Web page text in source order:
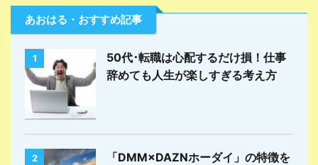
あおはる・おすすめ記事
1
50代･転職は心配するだけ損！仕事
辞めても人生が楽しすぎる考え方
2
「DMM×DAZNホーダイ」の特徴を